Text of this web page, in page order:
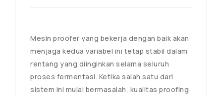
Mesin proofer yang bekerja dengan baik akan
menjaga kedua variabel ini tetap stabil dalam
rentang yang diinginkan selama seluruh
proses fermentasi. Ketika salah satu dari
sistem ini mulai bermasalah, kualitas proofing